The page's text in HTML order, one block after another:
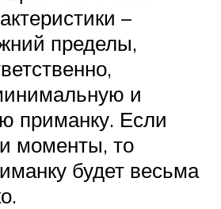
–
пределы,
и
приманку. Если
моменты, то
будет весьма